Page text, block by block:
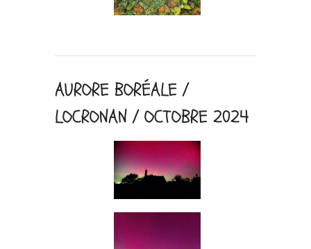
AURORE BORÉALE /
LOCRONAN / OCTOBRE 2024